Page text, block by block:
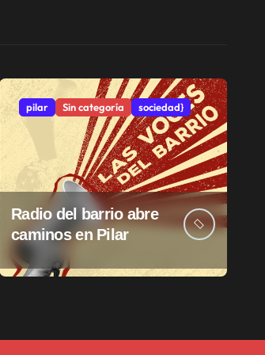
pilar Sin categoría sociedad}
Radio del barrio abre
caminos en Pilar